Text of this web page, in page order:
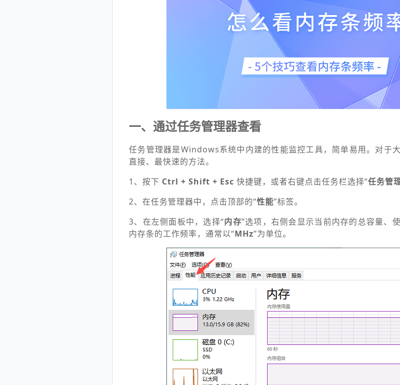
一、通过任务管理器查看
任务管理器是Windows系统中内建的性能监控工具，简单易用。对于
直接、最快速的方法。
1、按下 Ctrl + Shift + Esc 快捷键，或者右键点击任务栏选择“任务管
2、在任务管理器中，点击顶部的“性能”标签。
3、在左侧面板中，选择“内存”选项，右侧会显示当前内存的总容量、
内存条的工作频率，通常以“MHz”为单位。